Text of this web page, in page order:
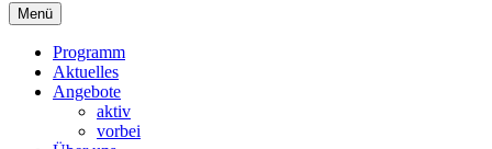
Primäres
Menü
Menü
Programm
Aktuelles
Angebote
aktiv
vorbei